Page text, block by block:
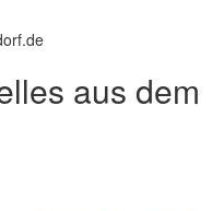
aus dem